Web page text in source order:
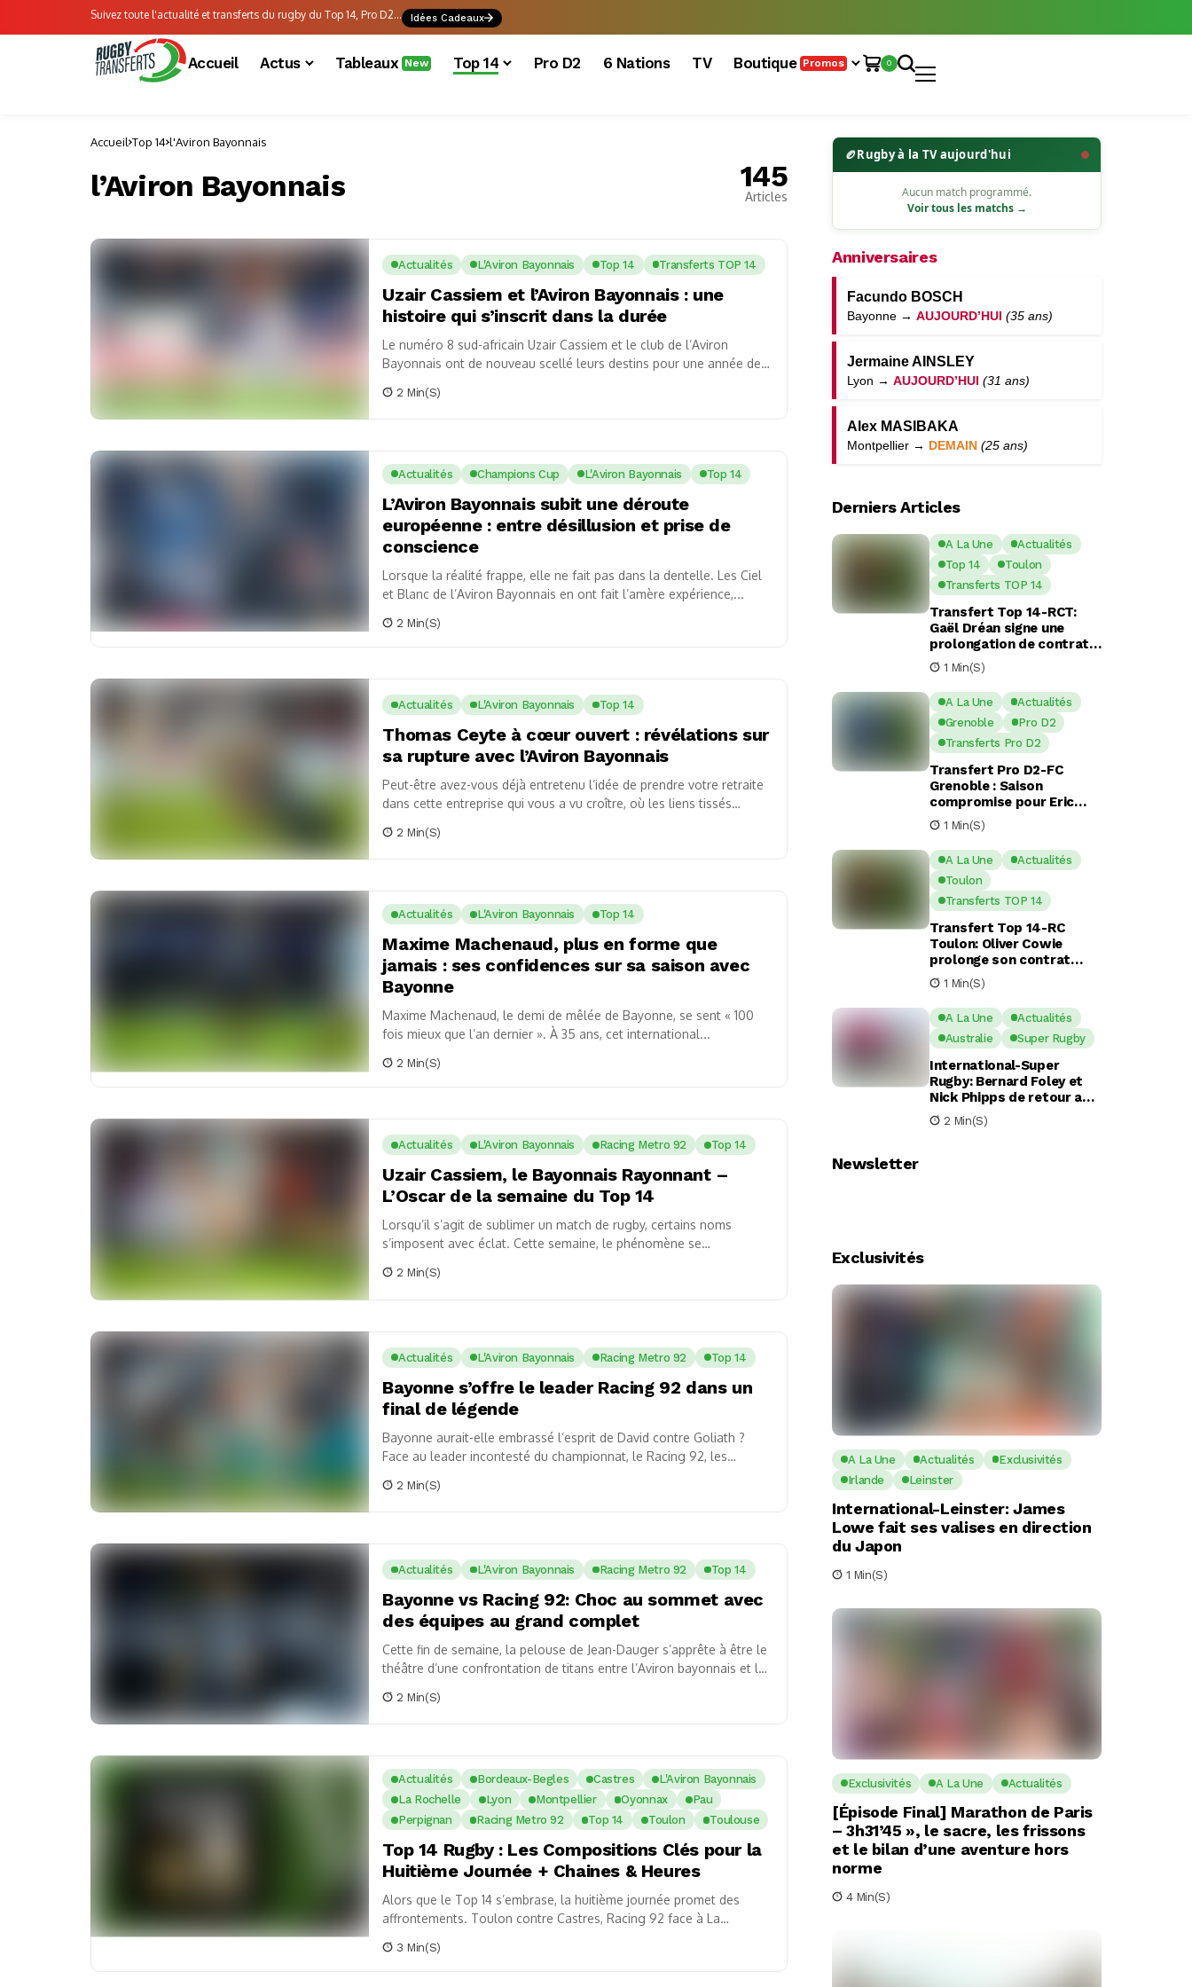
Suivez toute l'actualité et transferts du rugby du Top 14, Pro D2... Idées Cadeaux
Accueil Actus Tableaux New Top 14 Pro D2 6 Nations TV Boutique Promos 0
Accueil Top 14 l'Aviron Bayonnais
l’Aviron Bayonnais 145
Articles
Actualités L'Aviron Bayonnais Top 14 Transferts TOP 14
Uzair Cassiem et l’Aviron Bayonnais : une
histoire qui s’inscrit dans la durée
Le numéro 8 sud-africain Uzair Cassiem et le club de l’Aviron
Bayonnais ont de nouveau scellé leurs destins pour une année de
2 Min(s)
Actualités Champions Cup L'Aviron Bayonnais Top 14
L’Aviron Bayonnais subit une déroute
européenne : entre désillusion et prise de
conscience
Lorsque la réalité frappe, elle ne fait pas dans la dentelle. Les Ciel
et Blanc de l’Aviron Bayonnais en ont fait l’amère expérience,...
2 Min(s)
Actualités L'Aviron Bayonnais Top 14
Thomas Ceyte à cœur ouvert : révélations sur
sa rupture avec l’Aviron Bayonnais
Peut-être avez-vous déjà entretenu l’idée de prendre votre retraite
dans cette entreprise qui vous a vu croître, où les liens tissés
2 Min(s)
Actualités L'Aviron Bayonnais Top 14
Maxime Machenaud, plus en forme que
jamais : ses confidences sur sa saison avec
Bayonne
Maxime Machenaud, le demi de mêlée de Bayonne, se sent « 100
fois mieux que l’an dernier ». À 35 ans, cet international...
2 Min(s)
Actualités L'Aviron Bayonnais Racing Metro 92 Top 14
Uzair Cassiem, le Bayonnais Rayonnant –
L’Oscar de la semaine du Top 14
Lorsqu’il s’agit de sublimer un match de rugby, certains noms
s’imposent avec éclat. Cette semaine, le phénomène se
2 Min(s)
Actualités L'Aviron Bayonnais Racing Metro 92 Top 14
Bayonne s’offre le leader Racing 92 dans un
final de légende
Bayonne aurait-elle embrassé l’esprit de David contre Goliath ?
Face au leader incontesté du championnat, le Racing 92, les
2 Min(s)
Actualités L'Aviron Bayonnais Racing Metro 92 Top 14
Bayonne vs Racing 92: Choc au sommet avec
des équipes au grand complet
Cette fin de semaine, la pelouse de Jean-Dauger s’apprête à être le
théâtre d’une confrontation de titans entre l’Aviron bayonnais et le
2 Min(s)
Actualités Bordeaux-Begles Castres
L'Aviron Bayonnais
La Rochelle
Lyon Montpellier Oyonnax
Pau
Perpignan
Racing Metro 92 Top 14 Toulon Toulouse
Top 14 Rugby : Les Compositions Clés pour la
Huitième Journée + Chaines & Heures
Alors que le Top 14 s’embrase, la huitième journée promet des
affrontements. Toulon contre Castres, Racing 92 face à La
3 Min(s)
🏉Rugby à la TV aujourd'hui
Aucun match programmé.
Voir tous les matchs →
Anniversaires
Facundo BOSCH
Bayonne → AUJOURD’HUI (35 ans)
Jermaine AINSLEY
Lyon → AUJOURD’HUI (31 ans)
Alex MASIBAKA
Montpellier → DEMAIN (25 ans)
Derniers Articles
A La Une
Actualités
Top 14
Toulon
Transferts TOP 14
Transfert Top 14-RCT:
Gaël Dréan signe une
prolongation de contrat
avec Toulon jusqu’en 2029
1 Min(s)
A La Une
Actualités
Grenoble
Pro D2
Transferts Pro D2
Transfert Pro D2-FC
Grenoble : Saison
compromise pour Eric
Escande apres une
commotion cérébrale
1 Min(s)
A La Une
Actualités
Toulon
Transferts TOP 14
Transfert Top 14-RC
Toulon: Oliver Cowie
prolonge son contrat
avec le RCT jusqu’en 2029
1 Min(s)
A La Une
Actualités
Australie
Super Rugby
International-Super
Rugby: Bernard Foley et
Nick Phipps de retour aux
Waratahs
2 Min(s)
Newsletter
Exclusivités
A La Une Actualités
Exclusivités
Irlande
Leinster
International-Leinster: James
Lowe fait ses valises en direction
du Japon
1 Min(s)
Exclusivités A La Une Actualités
[Épisode Final] Marathon de Paris
– 3h31’45 », le sacre, les frissons
et le bilan d’une aventure hors
norme
4 Min(s)